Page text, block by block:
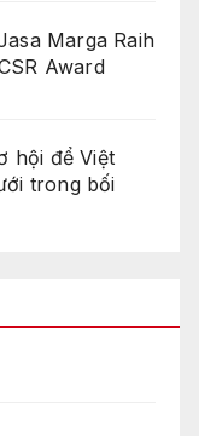
Marga Raih
Award
hội để Việt
trong bối